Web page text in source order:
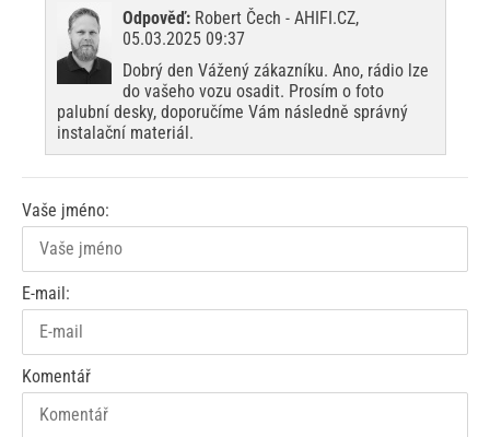
Odpověď: Robert Čech - AHIFI.CZ,
05.03.2025 09:37
Dobrý den Vážený zákazníku. Ano, rádio lze
do vašeho vozu osadit. Prosím o foto
palubní desky, doporučíme Vám následně správný
instalační materiál.
Vaše jméno:
E-mail:
Komentář